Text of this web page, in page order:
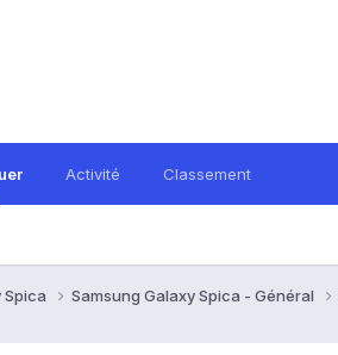
Activité Classement
Spica Samsung Galaxy Spica - Général